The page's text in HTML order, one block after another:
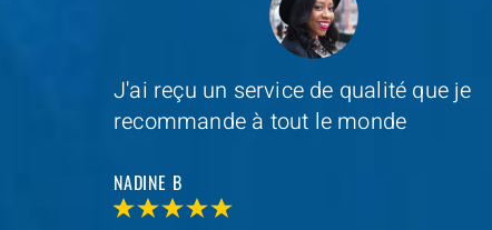
Depannage Servicess'est occupé du
remplacement de ma serrure et le
MAXIME D